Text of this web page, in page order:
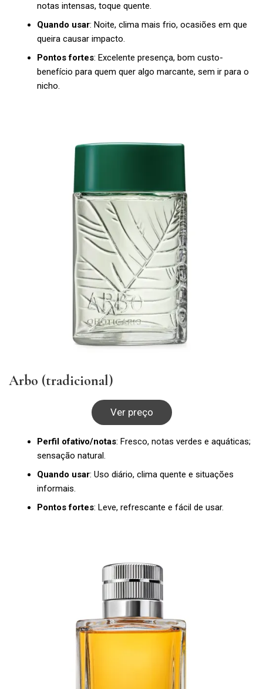
notas intensas, toque quente.
Quando usar: Noite, clima mais frio, ocasiões em que
queira causar impacto.
Pontos fortes: Excelente presença, bom custo-
benefício para quem quer algo marcante, sem ir para o
nicho.
Arbo (tradicional)
Ver preço
Perfil ofativo/notas: Fresco, notas verdes e aquáticas;
sensação natural.
Quando usar: Uso diário, clima quente e situações
informais.
Pontos fortes: Leve, refrescante e fácil de usar.